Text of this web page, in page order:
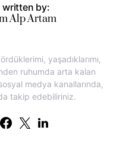
written by:
Alp Artam
yaşadıklarımı,
ruhumda arta kalan
medya kanallarında,
takip edebiliriniz.